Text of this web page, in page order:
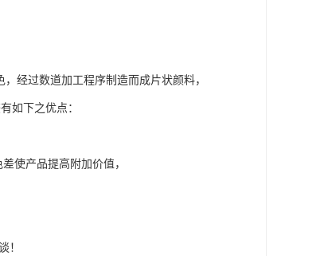
经过数道加工程序制造而成片状颜料，
如下之优点：
使产品提高附加价值，
！